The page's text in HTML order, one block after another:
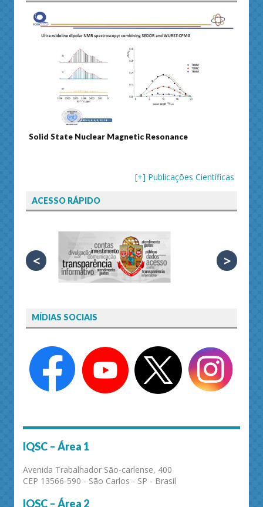
Resonance Journal of Separation Science
[+] Publicações Científicas
ACESSO RÁPIDO
< >
MÍDIAS SOCIAIS
IQSC – Área 1
Avenida Trabalhador São-carlense, 400
CEP 13566-590 - São Carlos - SP - Brasil
IQSC – Área 2